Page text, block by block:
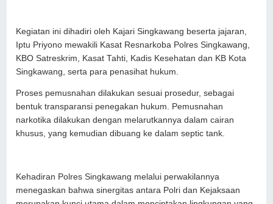
Kegiatan ini dihadiri oleh Kajari Singkawang beserta jajaran,
Iptu Priyono mewakili Kasat Resnarkoba Polres Singkawang,
KBO Satreskrim, Kasat Tahti, Kadis Kesehatan dan KB Kota
Singkawang, serta para penasihat hukum.
Proses pemusnahan dilakukan sesuai prosedur, sebagai
bentuk transparansi penegakan hukum. Pemusnahan
narkotika dilakukan dengan melarutkannya dalam cairan
khusus, yang kemudian dibuang ke dalam septic tank.
Kehadiran Polres Singkawang melalui perwakilannya
menegaskan bahwa sinergitas antara Polri dan Kejaksaan